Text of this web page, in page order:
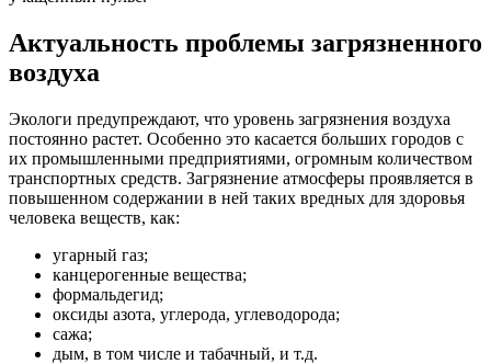
Актуальность проблемы загрязненного
воздуха
Экологи предупреждают, что уровень загрязнения воздуха
постоянно растет. Особенно это касается больших городов с
их промышленными предприятиями, огромным количеством
транспортных средств. Загрязнение атмосферы проявляется в
повышенном содержании в ней таких вредных для здоровья
человека веществ, как:
угарный газ;
канцерогенные вещества;
формальдегид;
оксиды азота, углерода, углеводорода;
сажа;
дым, в том числе и табачный, и т.д.